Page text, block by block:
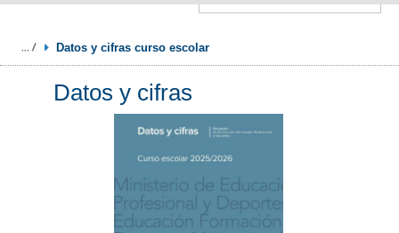
Datos y cifras curso escolar
Datos y cifras